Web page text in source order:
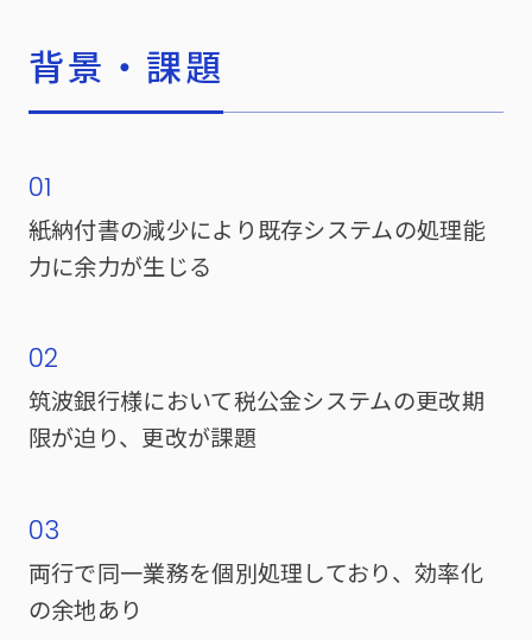
背景・課題
01
紙納付書の減少により既存システムの処理能
力に余力が生じる
02
筑波銀行様において税公金システムの更改期
限が迫り、更改が課題
03
両行で同一業務を個別処理しており、効率化
の余地あり